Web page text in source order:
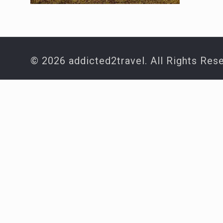
© 2026 addicted2travel. All Rights